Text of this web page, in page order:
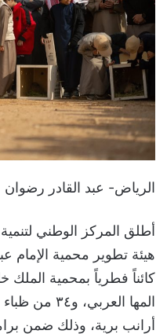
الرياض- عبد القادر رضوان
أطلق المركز الوطني
أرانب برية، وذلك ضمن